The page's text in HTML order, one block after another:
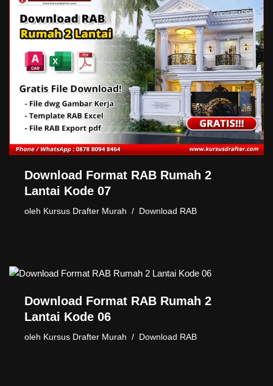
Download Format RAB Rumah 2
Lantai Kode 07
oleh Kursus Drafter Murah Download RAB
Download Format RAB Rumah 2
Lantai Kode 06
oleh Kursus Drafter Murah Download RAB